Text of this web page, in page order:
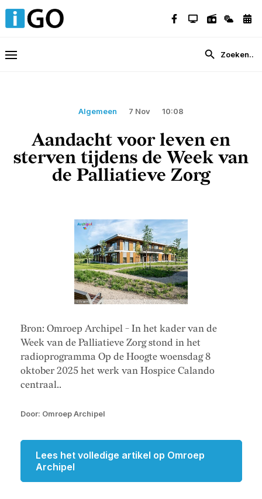
Algemeen 7 Nov 10:08
Aandacht voor leven en
sterven tijdens de Week van
de Palliatieve Zorg
Bron: Omroep Archipel - In het kader van de
Week van de Palliatieve Zorg stond in het
radioprogramma Op de Hoogte woensdag 8
oktober 2025 het werk van Hospice Calando
centraal..
Door: Omroep Archipel
Lees het volledige artikel op Omroep
Archipel